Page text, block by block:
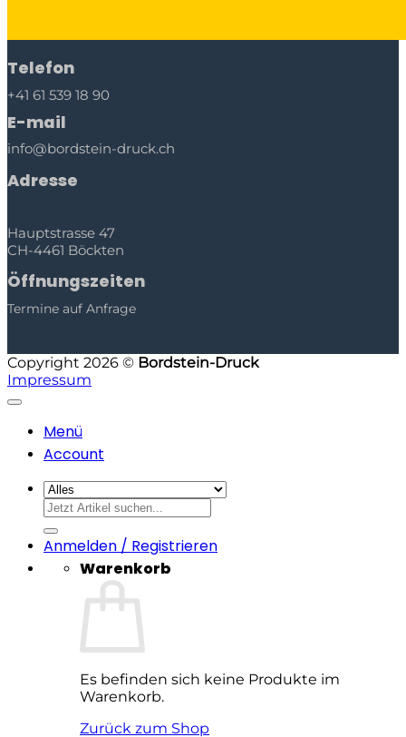
Telefon
+41 61 539 18 90
E-mail
info@bordstein-druck.ch
Adresse
Hauptstrasse 47
CH-4461 Böckten
Öffnungszeiten
Termine auf Anfrage
Textildruck, Firmenkleidung und
Bordstein-Druck ist Ihre regionale Textildruckerei für
Ob Einzelstücke oder Grossauflagen: Wir bieten
Copyright 2026 © Bordstein-Druck
Impressum
Menü
Account
Suchen
nach:
Anmelden / Registrieren
Warenkorb
Es befinden sich keine Produkte im
Warenkorb.
Zurück zum Shop